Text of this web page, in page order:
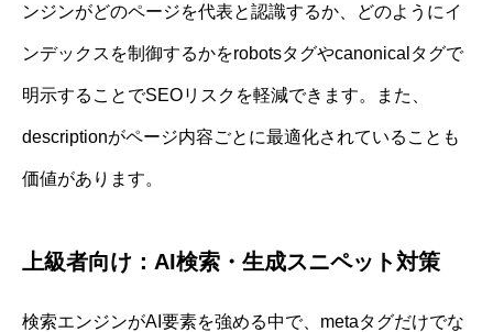
ンジンがどのページを代表と認識するか、どのようにイ
ンデックスを制御するかをrobotsタグやcanonicalタグで
明示することでSEOリスクを軽減できます。また、
descriptionがページ内容ごとに最適化されていることも
価値があります。
上級者向け：AI検索・生成スニペット対策
検索エンジンがAI要素を強める中で、metaタグだけでな